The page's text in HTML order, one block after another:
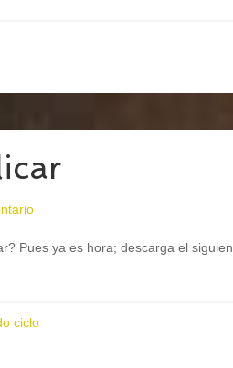
Pues ya es hora; descarga el
ciclo